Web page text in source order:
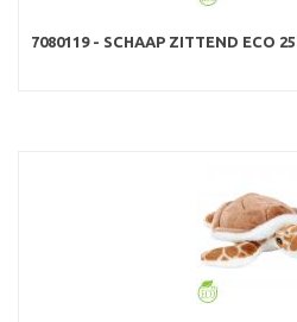
7080119 - SCHAAP ZITTEND ECO